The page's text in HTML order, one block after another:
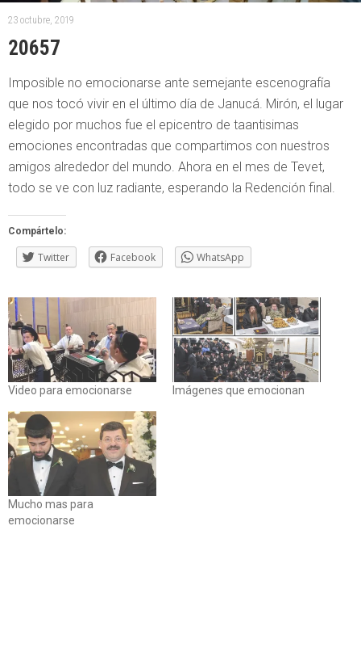
23 octubre, 2019
20657
Imposible no emocionarse ante semejante escenografía
que nos tocó vivir en el último día de Janucá. Mirón, el lugar
elegido por muchos fue el epicentro de taantisimas
emociones encontradas que compartimos con nuestros
amigos alrededor del mundo. Ahora en el mes de Tevet,
todo se ve con luz radiante, esperando la Redención final.
Compártelo:
Twitter Facebook WhatsApp
Video para emocionarse Imágenes que emocionan
Mucho mas para
emocionarse